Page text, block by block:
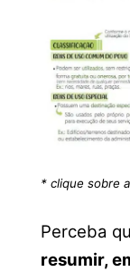
* clique sobre
Perceba
resumir,